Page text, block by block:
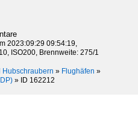
2023:09:29 09:54:19,
ISO200, Brennweite: 275/1
Hubschraubern » Flughäfen »
» ID 162212